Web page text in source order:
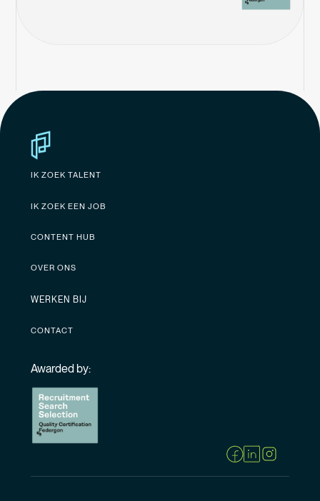
IK ZOEK TALENT
IK ZOEK EEN JOB
CONTENT HUB
OVER ONS
WERKEN BIJ
CONTACT
Awarded by: